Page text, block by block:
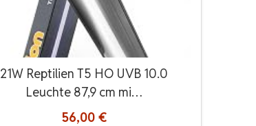
21W Reptilien T5 HO UVB 10.0
Leuchte 87,9 cm mi…
56,00 €